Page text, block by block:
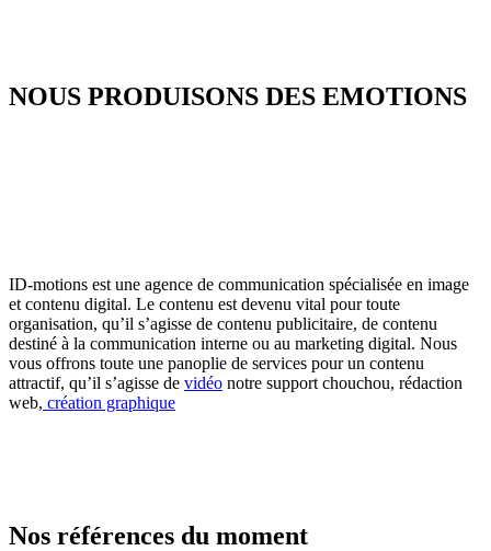
NOUS PRODUISONS DES EMOTIONS
ID-motions est une agence de communication spécialisée en image
et contenu digital. Le contenu est devenu vital pour toute
organisation, qu’il s’agisse de contenu publicitaire, de contenu
destiné à la communication interne ou au marketing digital. Nous
vous offrons toute une panoplie de services pour un contenu
attractif, qu’il s’agisse de vidéo notre support chouchou, rédaction
web, création graphique
Nos références du moment